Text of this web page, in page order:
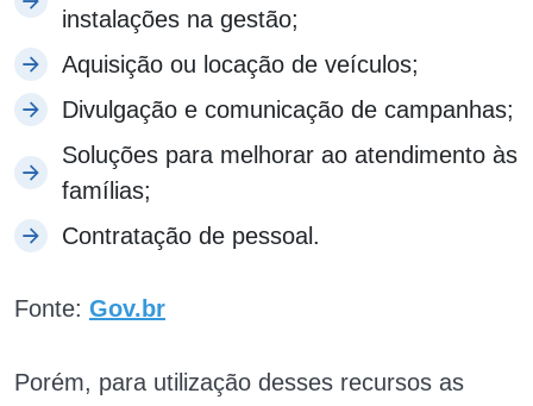
instalações na gestão;
Aquisição ou locação de veículos;
Divulgação e comunicação de campanhas;
Soluções para melhorar ao atendimento às
famílias;
Contratação de pessoal.
Fonte: Gov.br
Porém, para utilização desses recursos as